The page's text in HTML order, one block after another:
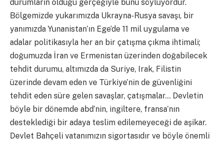
durumların olduğu gerçeğiyle bunu söylüyordur.
Bölgemizde yukarımızda Ukrayna-Rusya savaşı, bir
yanımızda Yunanistan’ın Ege’de 11 mil uygulama ve
adalar politikasıyla her an bir çatışma çıkma ihtimali;
doğumuzda İran ve Ermenistan üzerinden doğabilecek
tehdit durumu, altımızda da Suriye, Irak, Filistin
üzerinde devam eden ve Türkiye’nin de güvenliğini
tehdit eden süre gelen savaşlar, çatışmalar… Devletin
böyle bir dönemde abd’nin, ingiltere, fransa’nın
desteklediği bir adaya teslim edilemeyeceği de aşikar.
Devlet Bahçeli vatanımızın sigortasıdır ve böyle önemli